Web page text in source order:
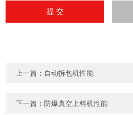
上一篇： 自动拆包机性能
下一篇： 防爆真空上料机性能